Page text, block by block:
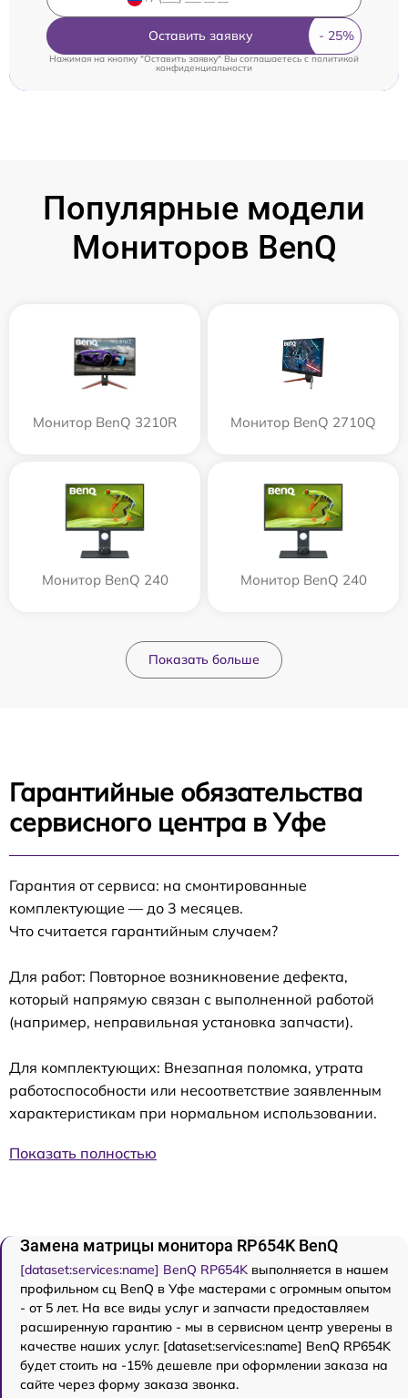
Оставить заявку
Нажимая на кнопку "Оставить заявку" Вы соглашаетесь cполитикой
конфиденциальности
Популярные модели
Мониторов BenQ
Монитор BenQ 3210R Монитор BenQ 2710Q
Монитор BenQ 240 Монитор BenQ 240
Показать больше
Гарантийные обязательства
сервисного центра в Уфе
Гарантия от сервиса: на смонтированные
комплектующие — до 3 месяцев.
Что считается гарантийным случаем?
Для работ: Повторное возникновение дефекта,
который напрямую связан с выполненной работой
(например, неправильная установка запчасти).
Для комплектующих: Внезапная поломка, утрата
работоспособности или несоответствие заявленным
характеристикам при нормальном использовании.
Показать полностью
Замена матрицы монитора RP654K BenQ
[dataset:services:name] BenQ RP654K выполняется в нашем
профильном сц BenQ в Уфе мастерами с огромным опытом
- от 5 лет. На все виды услуг и запчасти предоставляем
расширенную гарантию - мы в сервисном центр уверены в
качестве наших услуг. [dataset:services:name] BenQ RP654K
будет стоить на -15% дешевле при оформлении заказа на
сайте через форму заказа звонка.